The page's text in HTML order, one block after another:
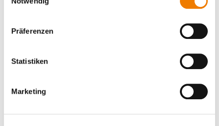
Präferenzen
Statistiken
Marketing
Schalter für ohmsche Lasten 20,0
für ohmsche Lasten